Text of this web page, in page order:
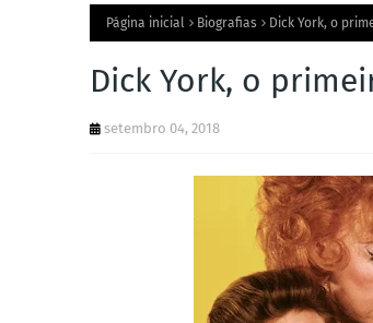
Página inicial Biografias Dick York, o
Dick York, o
setembro 04, 2018